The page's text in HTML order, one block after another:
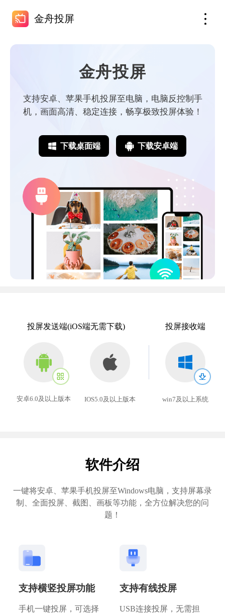
金舟投屏
金舟投屏
支持安卓、苹果手机投屏至电脑，电脑反控制手
机，画面高清、稳定连接，畅享极致投屏体验！
下载桌面端 下载安卓端
投屏发送端(iOS端无需下载)
安卓6.0及以上版本 IOS5.0及以上版本
投屏接收端
win7及以上系统
软件介绍
一键将安卓、苹果手机投屏至Windows电脑，支持屏幕录
制、全面投屏、截图、画板等功能，全方位解决您的问
题！
支持横竖投屏功能
手机一键投屏，可选择
支持有线投屏
USB连接投屏，无需担